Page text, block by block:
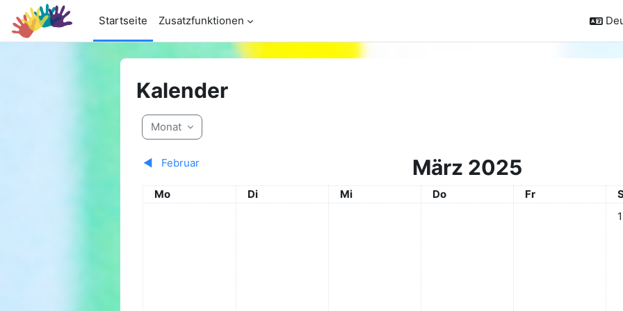
Zum Hauptinhalt
Startseite
Zusatzfunktionen
Kalender
Monat
◀︎ Februar März 2025
Montag
Mo Dienstag
Di Mittwoch
Mi Donnerstag
Do Freitag
Fr
1